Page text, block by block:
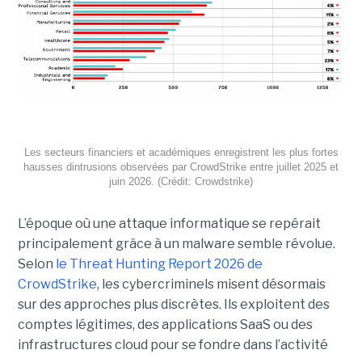
Les secteurs financiers et académiques enregistrent les plus fortes
hausses dintrusions observées par CrowdStrike entre juillet 2025 et
juin 2026. (Crédit: Crowdstrike)
L’époque où une attaque informatique se repérait
principalement grâce à un malware semble révolue.
Selon le Threat Hunting Report 2026 de
CrowdStrike, les cybercriminels misent désormais
sur des approches plus discrètes. Ils exploitent des
comptes légitimes, des applications SaaS ou des
infrastructures cloud pour se fondre dans l’activité